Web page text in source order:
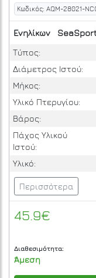
Κωδικός: AQM-28021-
Ενηλίκων
Τύπος:
Διάμετρος Ιστού:
Μήκος:
Υλικό Πτερυγίου:
Βάρος:
Πάχος Υλικού
Ιστού:
Υλικό:
Περισσότερα
45.9€
Διαθεσιμότητα:
Άμεση